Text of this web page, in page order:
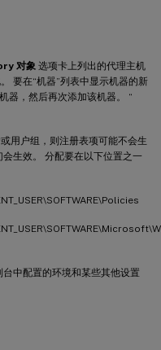
对象 选项卡上列出的代理主机
要在“机器”列表中显示机器的新
器，然后再次添加该机器。 “
用户组，则注册表项可能不会生
生效。 分配要在以下位置之一
中配置的环境和某些其他设置